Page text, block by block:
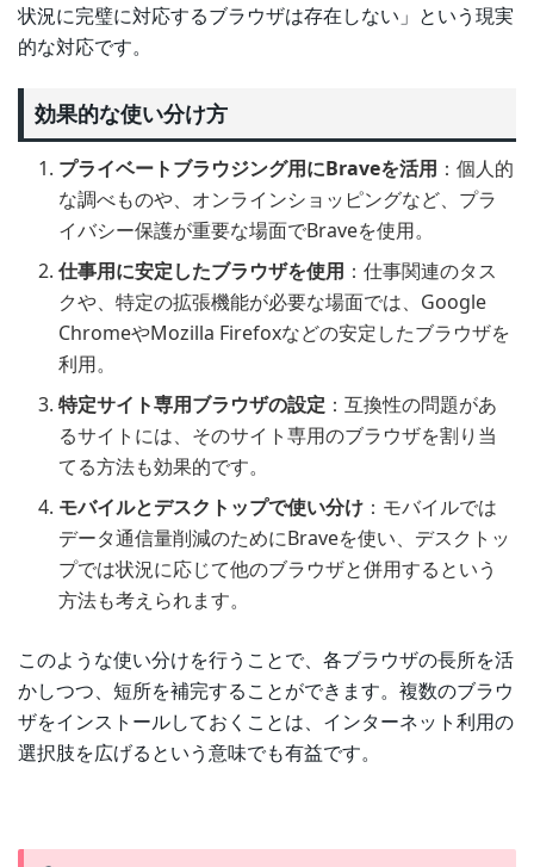
状況に完璧に対応するブラウザは存在しない」という現実
的な対応です。
効果的な使い分け方
プライベートブラウジング用にBraveを活用 ：個人的
な調べものや、オンラインショッピングなど、プラ
イバシー保護が重要な場面でBraveを使用。
仕事用に安定したブラウザを使用 ：仕事関連のタス
クや、特定の拡張機能が必要な場面では、Google
ChromeやMozilla Firefoxなどの安定したブラウザを
利用。
特定サイト専用ブラウザの設定 ：互換性の問題があ
るサイトには、そのサイト専用のブラウザを割り当
てる方法も効果的です。
モバイルとデスクトップで使い分け ：モバイルでは
データ通信量削減のためにBraveを使い、デスクトッ
プでは状況に応じて他のブラウザと併用するという
方法も考えられます。
このような使い分けを行うことで、各ブラウザの長所を活
かしつつ、短所を補完することができます。複数のブラウ
ザをインストールしておくことは、インターネット利用の
選択肢を広げるという意味でも有益です。